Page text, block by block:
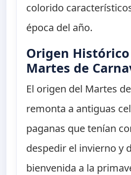
colorido
época del año.
Origen
Martes de
El origen del Martes
remonta a antiguas
paganas que tenían
despedir el invierno y
bienvenida a la